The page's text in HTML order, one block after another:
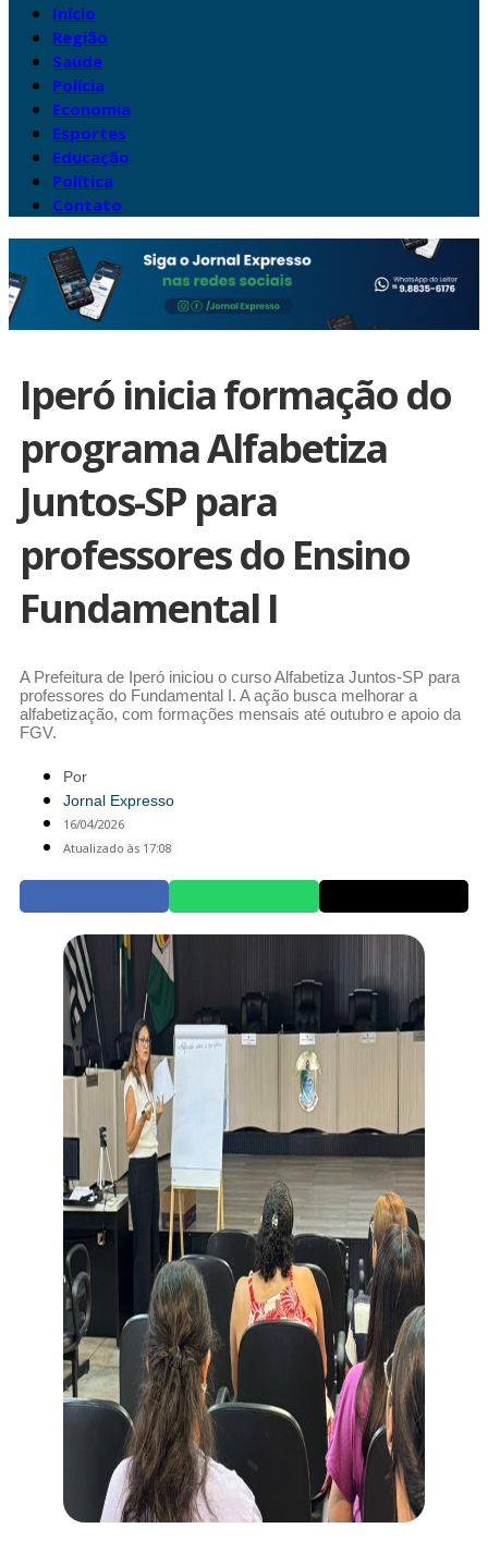
Início
Região
Saúde
Polícia
Economia
Esportes
Educação
Política
Contato
Iperó inicia formação do
programa Alfabetiza
Juntos-SP para
professores do Ensino
Fundamental I
A Prefeitura de Iperó iniciou o curso Alfabetiza Juntos-SP para
professores do Fundamental I. A ação busca melhorar a
alfabetização, com formações mensais até outubro e apoio da
FGV.
Por
Jornal Expresso
16/04/2026
Atualizado às 17:08